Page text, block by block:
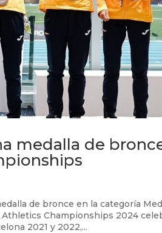
medalla de
de bronce en la categoría
Championships 2024
2021 y 2022,...